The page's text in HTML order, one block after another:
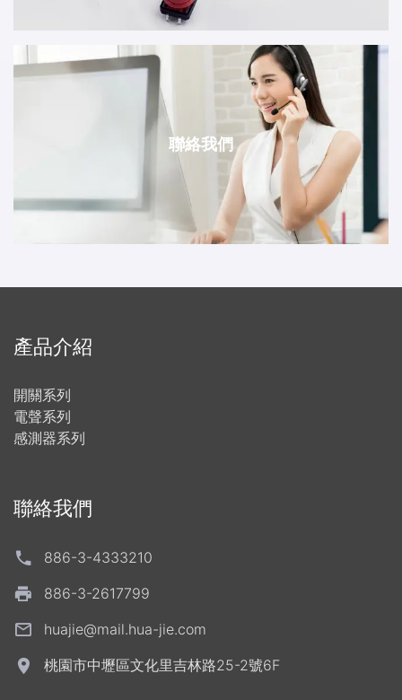
聯絡我們
產品介紹
開關系列
電聲系列
感測器系列
聯絡我們
886-3-4333210
886-3-2617799
huajie@mail.hua-jie.com
桃園市中壢區文化里吉林路25-2號6F